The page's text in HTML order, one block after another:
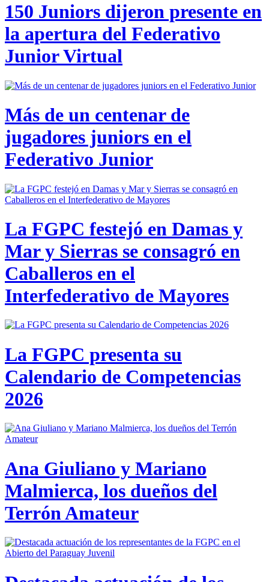
150 Juniors dijeron presente en
la apertura del Federativo
Junior Virtual
Más de un centenar de
jugadores juniors en el
Federativo Junior
La FGPC festejó en Damas y
Mar y Sierras se consagró en
Caballeros en el
Interfederativo de Mayores
La FGPC presenta su
Calendario de Competencias
2026
Ana Giuliano y Mariano
Malmierca, los dueños del
Terrón Amateur